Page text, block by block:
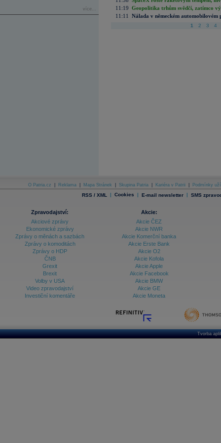
více...
11:19 Geopolitika trhům svědčí, zatímco
11:11
Nálada v německém automobilovém
1 2 3 4
O Patria.cz Reklama Mapa Stránek Skupina Patria Kariéra v Patrii Podmínky
RSS / XML | Cookies | E-mail newsletter | SMS
Zpravodajství:
Akciové zprávy
Ekonomické zprávy
Zprávy o měnách a sazbách
Zprávy o komoditách
Zprávy o HDP
ČNB
Grexit
Brexit
Volby v USA
Video zpravodajství
Investiční komentáře
Akcie:
Akcie ČEZ
Akcie NWR
Akcie Komerční banka
Akcie Erste Bank
Akcie O2
Akcie Kofola
Akcie Apple
Akcie Facebook
Akcie BMW
Akcie GE
Akcie Moneta
Tvorba